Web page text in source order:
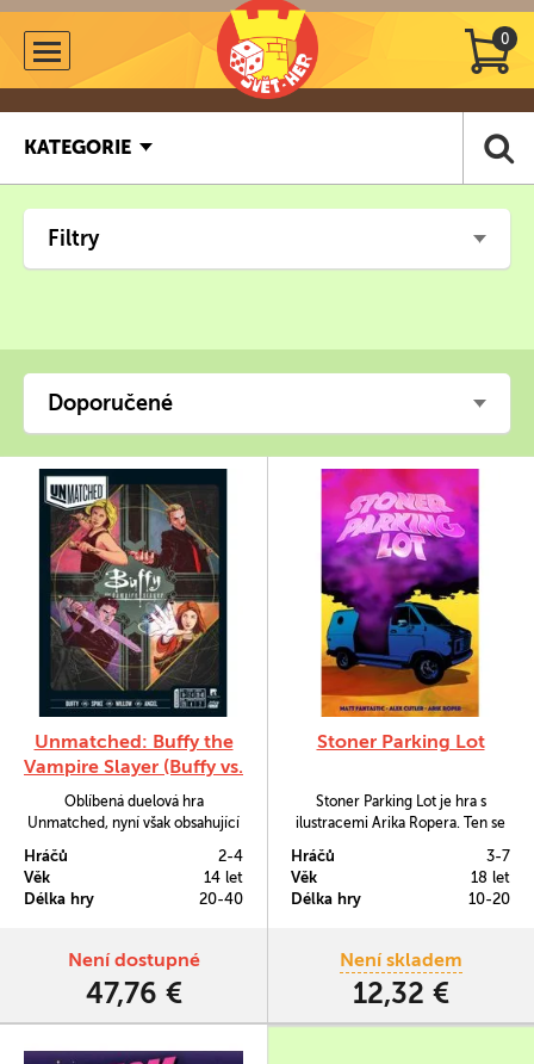
0
KATEGORIE
Filtry
Doporučené
Unmatched: Buffy the
Vampire Slayer (Buffy vs.
Spike vs. Willow vs.
Angel)
Oblíbená duelová hra
Unmatched, nyní však obsahující
přemožitelka upírů (Buffy the
Hráčů
2-4
Věk
14 let
Délka hry
20-40
Není dostupné
47,76 €
Stoner Parking Lot
Stoner Parking Lot je hra s
ilustracemi Arika Ropera. Ten se
zdobí plakáty a přebaly alb kapel
jako Sleep, Earth či High on Fire.
Hráčů
3-7
Věk
18 let
Délka hry
10-20
Není skladem
12,32 €